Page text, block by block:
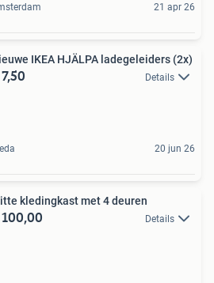
21 apr 26
IKEA HJÄLPA ladegeleiders (2x)
Details
20 jun 26
kledingkast met 4 deuren
Details